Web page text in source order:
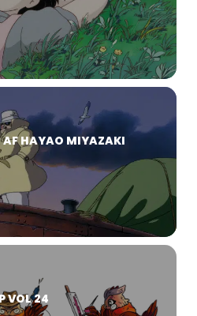
AF HAYAO MIYAZAKI
VOL 24